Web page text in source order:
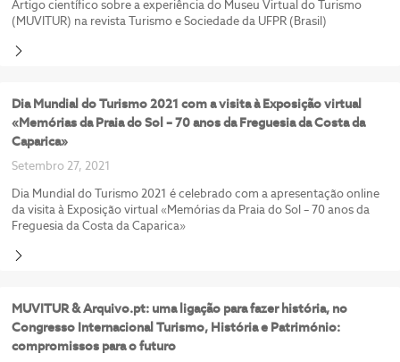
Artigo científico sobre a experiência do Museu Virtual do Turismo
(MUVITUR) na revista Turismo e Sociedade da UFPR (Brasil)
Dia Mundial do Turismo 2021 com a visita à Exposição virtual
«Memórias da Praia do Sol – 70 anos da Freguesia da Costa da
Caparica»
Setembro 27, 2021
Dia Mundial do Turismo 2021 é celebrado com a apresentação online
da visita à Exposição virtual «Memórias da Praia do Sol – 70 anos da
Freguesia da Costa da Caparica»
MUVITUR & Arquivo.pt: uma ligação para fazer história, no
Congresso Internacional Turismo, História e Património:
compromissos para o futuro